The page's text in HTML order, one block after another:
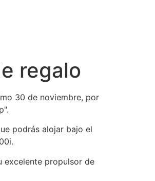
regalo
30 de noviembre, por
podrás alojar bajo el
excelente propulsor de